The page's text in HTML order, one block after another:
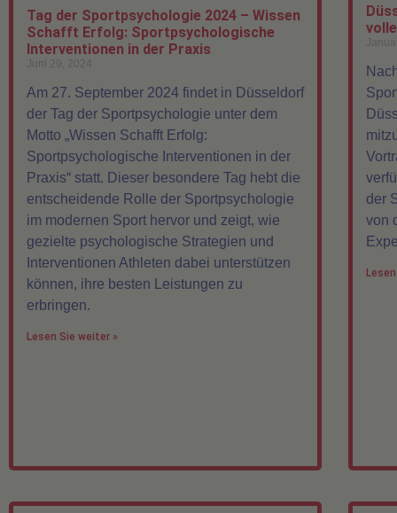
Tag der Sportpsychologie 2024 – Wissen
Schafft Erfolg: Sportpsychologische
Interventionen in der Praxis
Juni 29, 2024
Am 27. September 2024 findet in Düsseldorf
der Tag der Sportpsychologie unter dem
Motto „Wissen Schafft Erfolg:
Sportpsychologische Interventionen in der
Praxis“ statt. Dieser besondere Tag hebt die
entscheidende Rolle der Sportpsychologie
im modernen Sport hervor und zeigt, wie
gezielte psychologische Strategien und
Interventionen Athleten dabei unterstützen
können, ihre besten Leistungen zu
erbringen.
Lesen Sie weiter »
der
von